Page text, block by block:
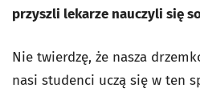
przyszli lekarze nauczyli się
Nie twierdzę, że nasza
nasi studenci uczą się w ten